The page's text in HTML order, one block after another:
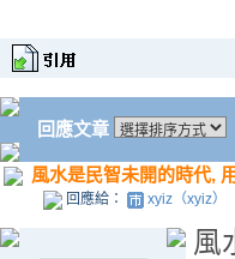
回應文章
風水是民智未開的時代,
回應給： xyiz（xyiz）
風